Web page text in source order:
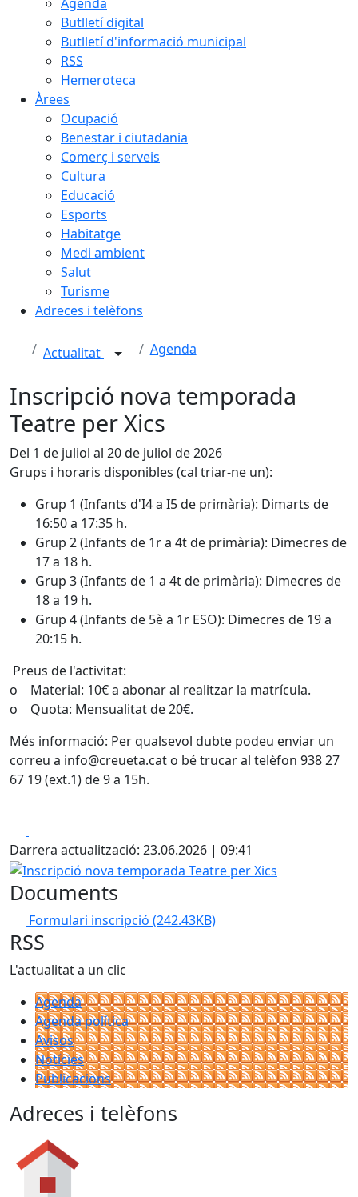
Butlletí digital
Butlletí d'informació municipal
RSS
Hemeroteca
Àrees
Ocupació
Benestar i ciutadania
Comerç i serveis
Cultura
Educació
Esports
Habitatge
Medi ambient
Salut
Turisme
Adreces i telèfons
Actualitat Agenda
Inscripció nova temporada
Teatre per Xics
Del 1 de juliol al 20 de juliol de 2026
Grups i horaris disponibles (cal triar-ne un):
Grup 1 (Infants d'I4 a I5 de primària): Dimarts de
16:50 a 17:35 h.
Grup 2 (Infants de 1r a 4t de primària): Dimecres de
17 a 18 h.
Grup 3 (Infants de 1 a 4t de primària): Dimecres de
18 a 19 h.
Grup 4 (Infants de 5è a 1r ESO): Dimecres de 19 a
20:15 h.
Preus de l'activitat:
o Material: 10€ a abonar al realitzar la matrícula.
o Quota: Mensualitat de 20€.
Més informació: Per qualsevol dubte podeu enviar un
correu a info@creueta.cat o bé trucar al telèfon 938 27
67 19 (ext.1) de 9 a 15h.
Darrera actualització: 23.06.2026 | 09:41
Inscripció nova temporada Teatre per Xics
Documents
Formulari inscripció (242.43KB)
RSS
L'actualitat a un clic
Agenda
Agenda política
Avisos
Notícies
Publicacions
Adreces i telèfons